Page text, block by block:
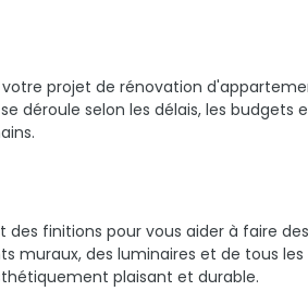
projet de rénovation
selon les délais, les budgets
finitions pour vous aider à faire
des luminaires et de tous
plaisant et durable.